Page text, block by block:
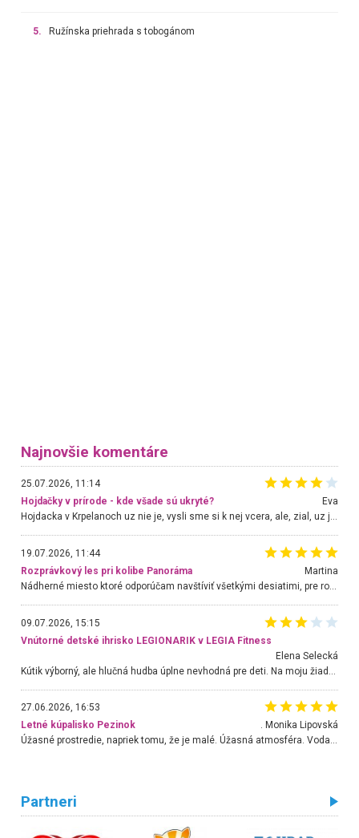
5. Ružínska priehrada s tobogánom
Najnovšie komentáre
25.07.2026, 11:14
Hojdačky v prírode - kde všade sú ukryté?
Eva
Hojdacka v Krpelanoch uz nie je, vysli sme si k nej vcera, ale, zial, uz je znicena. Ak sem planujete cestu len kvoli hojdacke, mozete si ju usetrit. Krasny vyhlad je tu vsak aj bez hojdacky :-)
19.07.2026, 11:44
Rozprávkový les pri kolibe Panoráma
Martina
Nádherné miesto ktoré odporúčam navštíviť všetkými desiatimi, pre rodiny s deťmi, dôchodcom... Proste a jednoducho ozaj rozprávkový les.. určite ešte prídeme. Odniesli sme si na pamiatku krásne tričká,
09.07.2026, 15:15
Vnútorné detské ihrisko LEGIONARIK v LEGIA Fitness
Elena Selecká
27.06.2026, 16:53
Letné kúpalisko Pezinok
. Monika Lipovská
Úžasné prostredie, napriek tomu, že je malé. Úžasná atmosféra. Voda fantastická a nádherná. Ľudí je pomerne veľa, ale su mili a ohľaduplní. Je veľmi zaujímavé sledovať, ako dokážu spolu športovať cudzí ľudia a bez ohľadu na vek. Vládne tu pohoda. Vnuka neviem dostať z vody. Ďakujem za krásny deň . Urcite sa sem vrátim. Jediný problém je s parkovaním, ale aj ten sa mi podarilo vyriešiť. Monika Bratislava
Partneri